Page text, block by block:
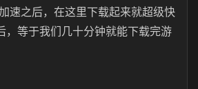
速之后，在这里下载起来就超级快
，等于我们几十分钟就能下载完游